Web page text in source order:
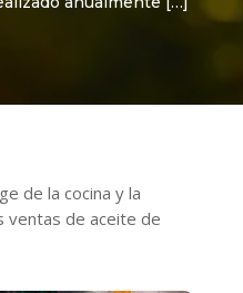
de la cocina y la
ventas de aceite de